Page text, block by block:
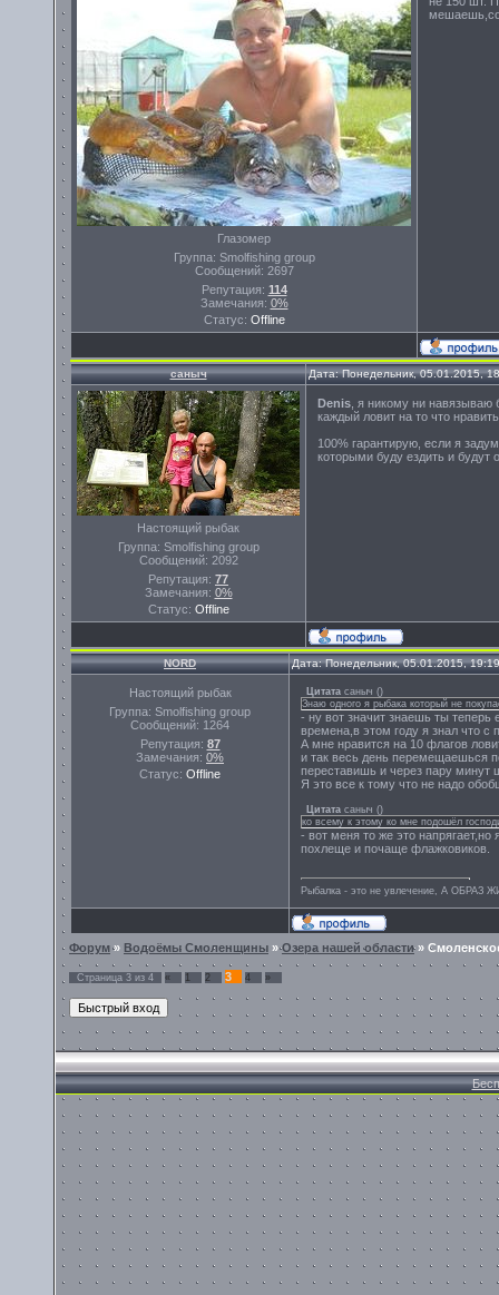
Глазомер
Группа: Smolfishing group
Сообщений: 2697
Репутация: 114
Замечания: 0%
Статус: Offline
саныч Дата: Понедельник, 05.01.2015,
Настоящий рыбак
Группа: Smolfishing group
Сообщений: 2092
Репутация: 77
Замечания: 0%
Статус: Offline
Denis , я никому ни
каждый ловит на то что
100% гарантирую, если я
которыми буду ездить и будут
NORD Дата: Понедельник, 05.01.2015,
Настоящий рыбак
Группа: Smolfishing group
Сообщений: 1264
Репутация: 87
Замечания: 0%
Статус: Offline
Цитата саныч ()
Знаю одного я рыбака который не
- ну вот значит знаешь ты
времена,в этом году я знал что с
А мне нравится на 10 флагов
и так весь день перемещаешься
переставишь и через пару минут
Я это все к тому что не надо
Цитата саныч ()
ко всему к этому ко мне подошёл
- вот меня то же это
похлеще и почаще флажковиков.
Рыбалка - это не увлечение, А ОБРАЗ
Форум» Водоёмы Смоленщины »Озера нашей области»
Страница 3 из 4 « 1 2 3 4 »